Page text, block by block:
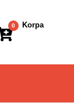
Korpa
0